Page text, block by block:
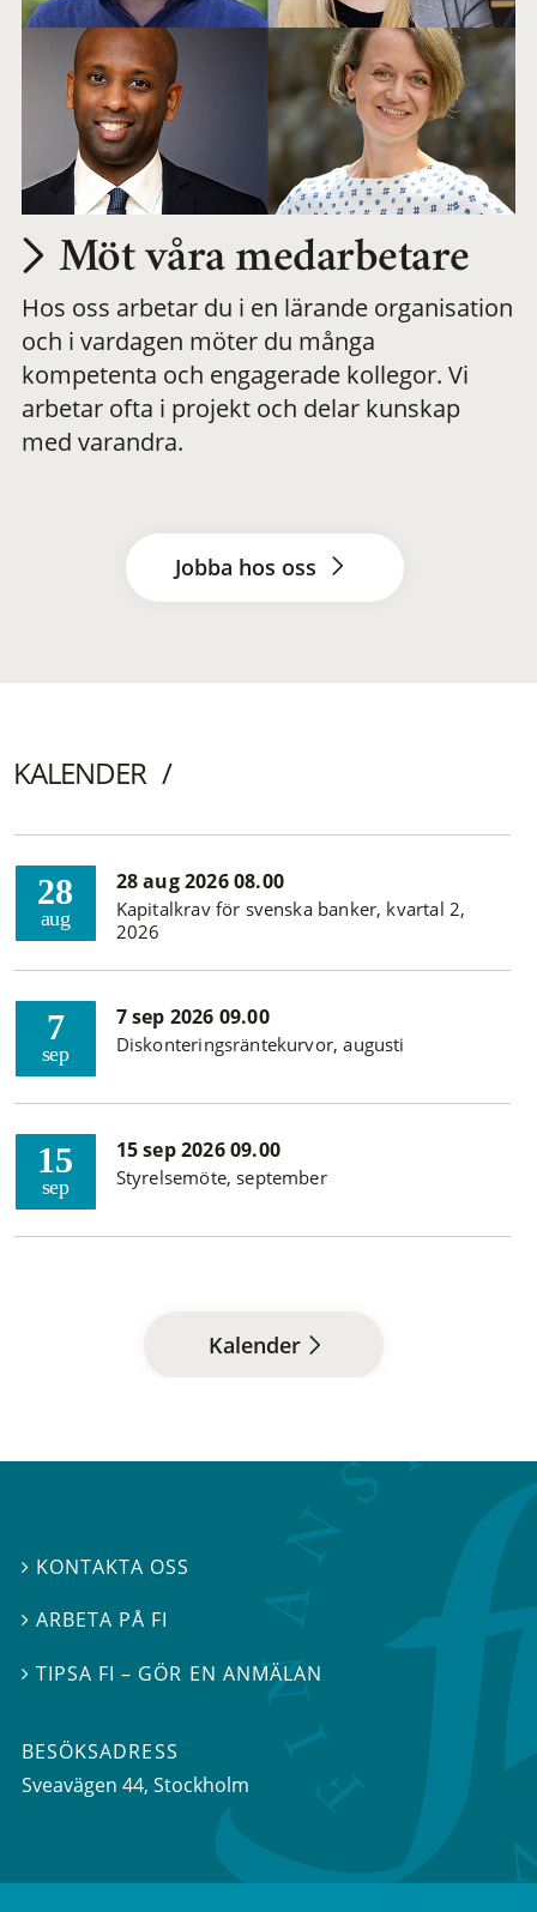
Möt våra medarbetare
Hos oss arbetar du i en lärande organisation
och i vardagen möter du många
kompetenta och engagerade kollegor. Vi
arbetar ofta i projekt och delar kunskap
med varandra.
Jobba hos oss
KALENDER
28
aug
28 aug 2026 08.00
Kapitalkrav för svenska banker, kvartal 2,
2026
7
sep
7 sep 2026 09.00
Diskonteringsräntekurvor, augusti
15
sep
15 sep 2026 09.00
Styrelsemöte, september
Kalender
 KONTAKTA OSS
ARBETA PÅ FI
TIPSA FI – GÖR EN ANMÄLAN
BESÖKSADRESS
Sveavägen 44, Stockholm